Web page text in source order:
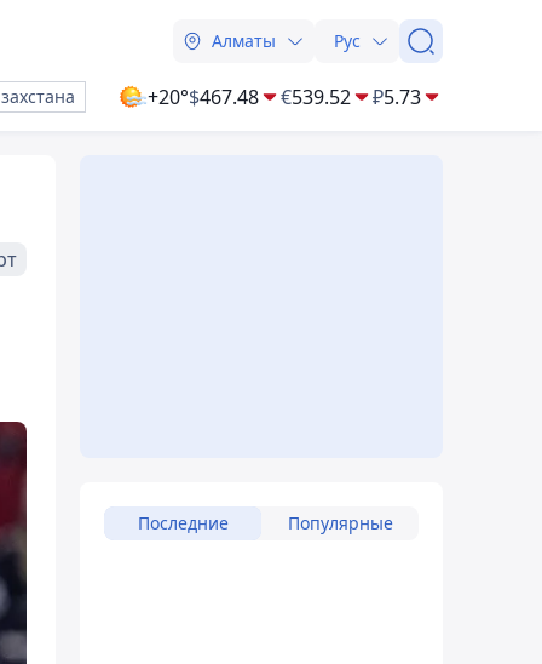
Алматы Рус
+20°$467.48 €539.52 ₽5.73
Последние Популярные